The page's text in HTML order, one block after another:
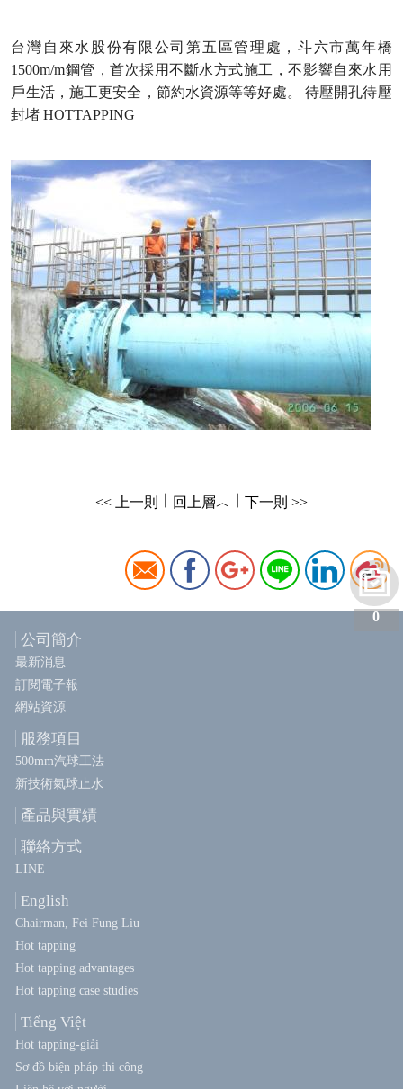
台灣自來水股份有限公司第五區管理處，斗六市萬年橋
1500m/m鋼管，首次採用不斷水方式施工，不影響自來水用
戶生活，施工更安全，節約水資源等等好處。 待壓開孔待壓
封堵 HOTTAPPING
<< 上一則 回上層︿ 下一則 >>
公司簡介
最新消息
訂閱電子報
網站資源
服務項目
500mm汽球工法
新技術氣球止水
產品與實績
聯絡方式
LINE
English
Chairman, Fei Fung Liu
Hot tapping
Hot tapping advantages
Hot tapping case studies
Tiếng Việt
Hot tapping-giải
Sơ đồ biện pháp thi công
0